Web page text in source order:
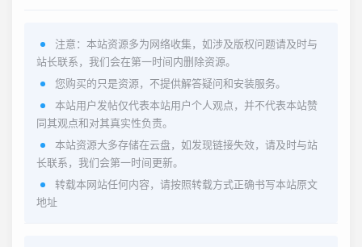
注意：本站资源多为网络收集，如涉及版权问题请及时与
站长联系，我们会在第一时间内删除资源。
您购买的只是资源，不提供解答疑问和安装服务。
本站用户发帖仅代表本站用户个人观点，并不代表本站赞
同其观点和对其真实性负责。
本站资源大多存储在云盘，如发现链接失效，请及时与站
长联系，我们会第一时间更新。
转载本网站任何内容，请按照转载方式正确书写本站原文
地址